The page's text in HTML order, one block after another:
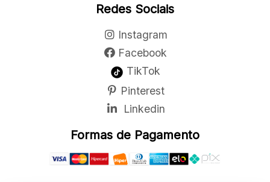
Redes Sociais
Instagram
Facebook
TikTok
Pinterest
Linkedin
Formas de Pagamento